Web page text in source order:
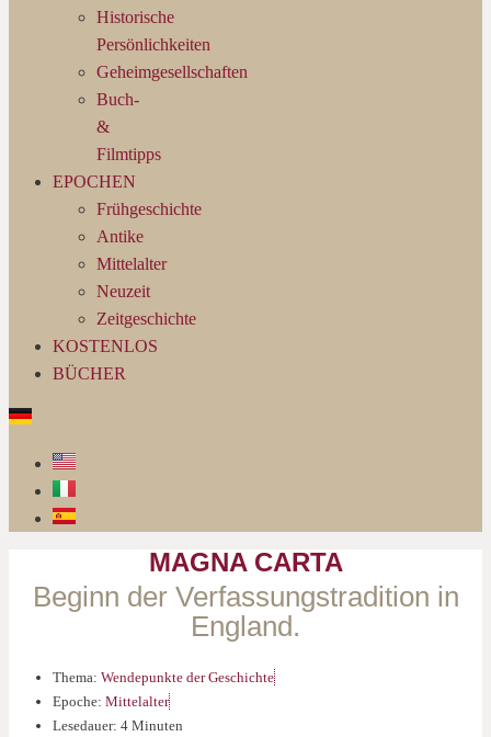
Historische
Persönlichkeiten
Geheimgesellschaften
Buch-
&
Filmtipps
EPOCHEN
Frühgeschichte
Antike
Mittelalter
Neuzeit
Zeitgeschichte
KOSTENLOS
BÜCHER
MAGNA CARTA
Beginn der Verfassungstradition in
England.
Thema: Wendepunkte der Geschichte
Epoche: Mittelalter
Lesedauer: 4 Minuten